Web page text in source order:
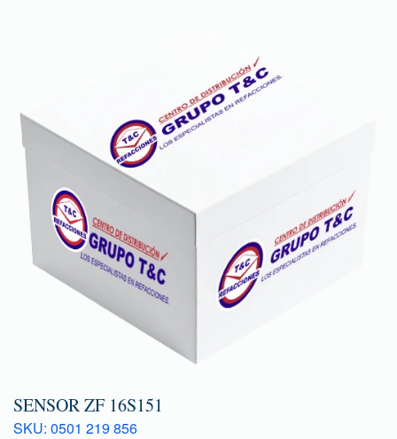
SENSOR ZF 16S151
SKU: 0501 219 856